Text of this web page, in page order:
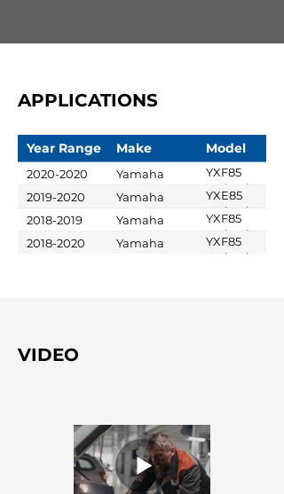
APPLICATIONS
Year Range Make Model
2020-2020 Yamaha
YXF85
Wolverine X4
XT-R
2019-2020 Yamaha
YXE85
Wolverine X2
2018-2019 Yamaha
YXF85
Wolverine X4
SE
2018-2020 Yamaha
YXF85
Wolverine X4
VIDEO